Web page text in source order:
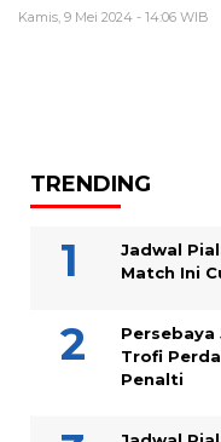
Kamis, 9 Mei 2024 - 14:06 WIB
TRENDING
Jadwal
Match Ini
Persebaya
Trofi
Penalti